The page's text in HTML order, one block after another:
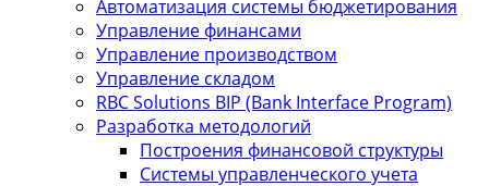
Автоматизация системы бюджетирования
Управление финансами
Управление производством
Управление складом
RBC Solutions BIP (Bank Interface Program)
Разработка методологий
Построения финансовой структуры
Системы управленческого учета